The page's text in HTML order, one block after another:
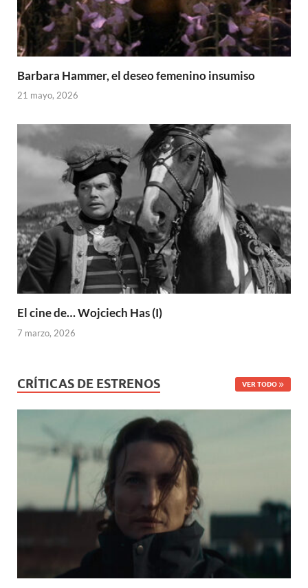
Barbara Hammer, el deseo femenino insumiso
21 mayo, 2026
El cine de… Wojciech Has (I)
7 marzo, 2026
CRÍTICAS DE ESTRENOS VER TODO